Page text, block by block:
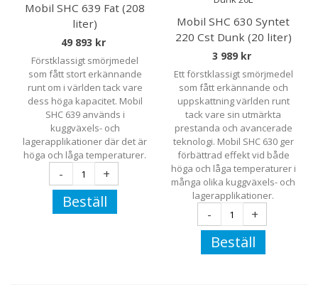
Mobil SHC 639 Fat (208
liter)
49 893 kr
Förstklassigt smörjmedel
som fått stort erkännande
runt om i världen tack vare
dess höga kapacitet. Mobil
SHC 639 används i
kuggväxels- och
lagerapplikationer där det är
höga och låga temperaturer.
- +
Beställ
Mobil SHC 630 Syntet
220 Cst Dunk (20 liter)
3 989 kr
Ett förstklassigt smörjmedel
som fått erkännande och
uppskattning världen runt
tack vare sin utmärkta
prestanda och avancerade
teknologi. Mobil SHC 630 ger
förbättrad effekt vid både
höga och låga temperaturer i
många olika kuggväxels- och
lagerapplikationer.
- +
Beställ